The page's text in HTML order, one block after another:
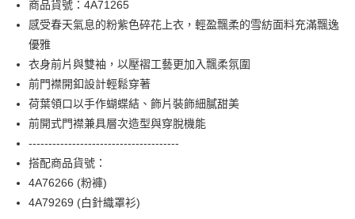
華南商業銀行
上海商業儲蓄銀行
台北富邦商業銀行
國泰世華商業銀行
臺灣中小企業銀行
台中商業銀行
匯豐（台灣）商業銀行
聯邦商業銀行
元大商業銀行
永豐商業銀行
玉山商業銀行
星展（台灣）商業銀行
台新國際商業銀行
台灣樂天信用卡公司
LINE Pay
Apple Pay
街口支付
AFTEE先享後付是「在收到商品之後才付款」的支付方式。 讓您購物簡單
便利好安心！
１．簡單：不需註冊會員、不需綁卡、不需儲值。
２．便利：只要手機號碼，簡訊認證，即可結帳。
ATM付款
運送方式
商品貨號：4A71265
感受春天氣息的粉紫色碎花上衣，輕盈飄柔的雪紡面料充滿飄逸
優雅
衣身前片與雙袖，以壓褶工藝更加入飄柔氛圍
前門襟開釦設計輕鬆穿著
荷葉領口以手作蝴蝶結、飾片裝飾細膩甜美
前開式門襟兼具層次造型與穿脫機能
--------------------------------------
搭配商品貨號：
4A76266 (粉褲)
4A79269 (白針織罩衫)